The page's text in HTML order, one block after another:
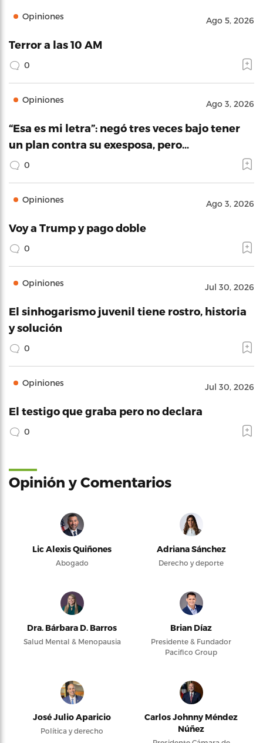
Opiniones Ago 5, 2026
Terror a las 10 AM
0
Opiniones Ago 3, 2026
“Esa es mi letra”: negó tres veces bajo tener
un plan contra su exesposa, pero…
0
Opiniones Ago 3, 2026
Voy a Trump y pago doble
0
Opiniones Jul 30, 2026
El sinhogarismo juvenil tiene rostro, historia
y solución
0
Opiniones Jul 30, 2026
El testigo que graba pero no declara
0
Opinión y Comentarios
Lic Alexis Quiñones
Abogado
Adriana Sánchez
Derecho y deporte
Dra. Bárbara D. Barros
Salud Mental & Menopausia
Brian Díaz
Presidente & Fundador
Pacifico Group
José Julio Aparicio
Política y derecho
Carlos Johnny Méndez
Núñez